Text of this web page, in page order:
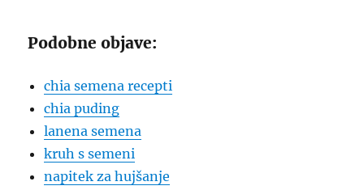
Podobne objave:
chia semena recepti
chia puding
lanena semena
kruh s semeni
napitek za hujšanje